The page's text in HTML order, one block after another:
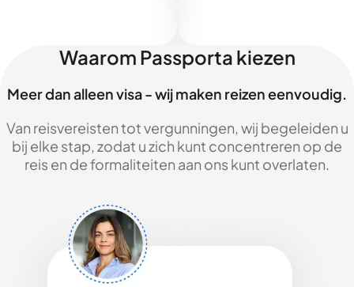
Waarom Passporta kiezen
Meer dan alleen visa - wij maken reizen eenvoudig.
Van reisvereisten tot vergunningen, wij begeleiden u
bij elke stap, zodat u zich kunt concentreren op de
reis en de formaliteiten aan ons kunt overlaten.